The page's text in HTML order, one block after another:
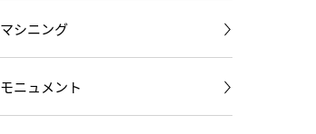
マシニング
モニュメント